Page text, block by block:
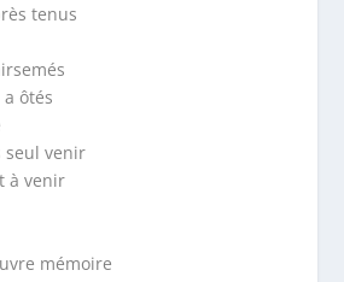
tenus
ôtés
seul venir
à venir
mémoire